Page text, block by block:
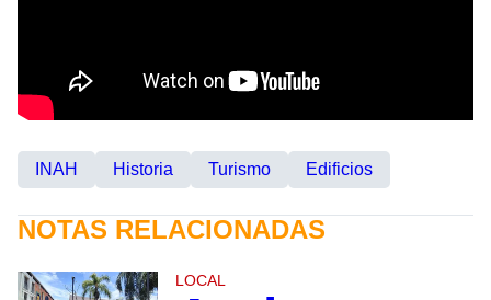
INAH Historia Turismo Edificios
NOTAS RELACIONADAS
LOCAL